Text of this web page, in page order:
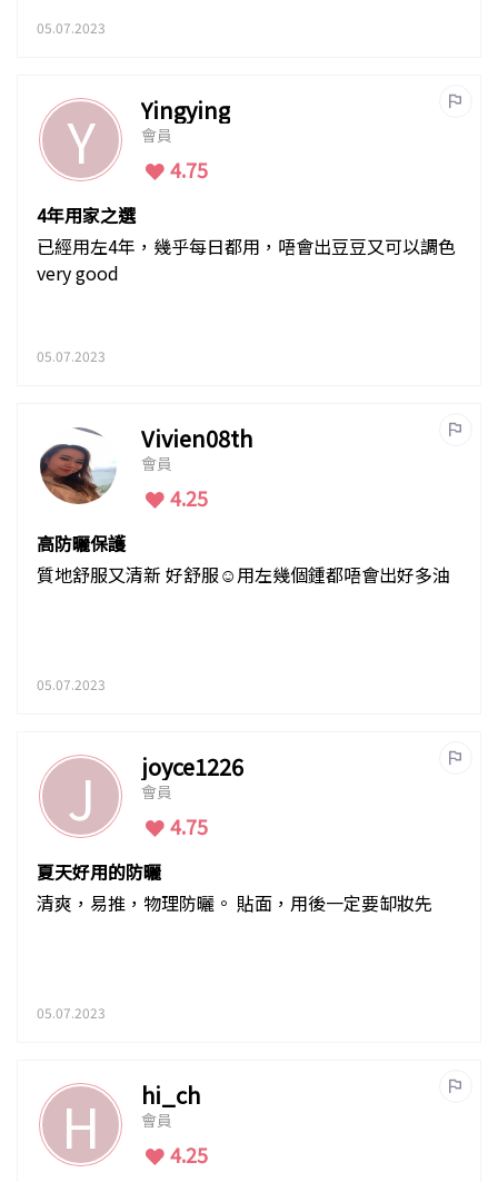
05.07.2023
Y Yingying
會員
4.75
4年用家之選
已經用左4年，幾乎每日都用，唔會出豆豆又可以調色
very good
05.07.2023
Vivien08th
會員
4.25
高防曬保護
質地舒服又清新 好舒服☺️用左幾個鍾都唔會出好多油
05.07.2023
J joyce1226
會員
4.75
夏天好用的防曬
清爽，易推，物理防曬。 貼面，用後一定要缷妝先
05.07.2023
H hi_ch
會員
4.25